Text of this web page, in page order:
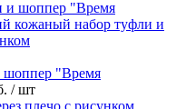
шоппер "Время
/ шт